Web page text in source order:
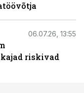
06.07.26, 13:55
riskivad